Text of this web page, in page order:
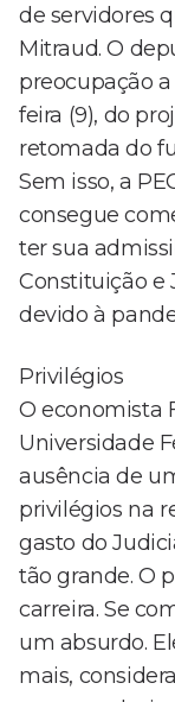
de servidores
Mitraud. O
preocupação
feira (9), do
retomada do
Sem isso, a
consegue
ter sua
Constituição e
devido à
Privilégios
O economista
Universidade
ausência de
privilégios na
gasto do
tão grande. O
carreira. Se
um absurdo.
mais,